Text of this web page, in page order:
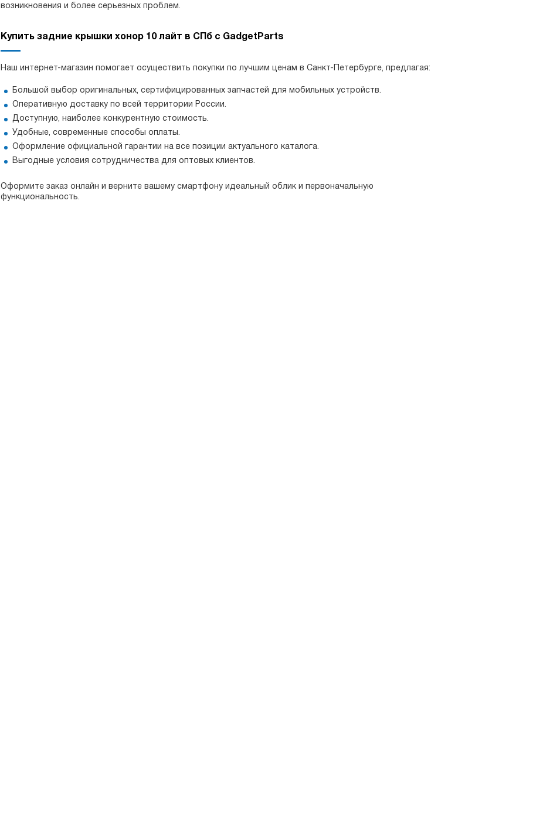
возникновения и более серьезных проблем.
Купить задние крышки хонор 10 лайт в СПб с GadgetParts
Наш интернет-магазин помогает осуществить покупки по лучшим ценам в Санкт-Петербурге, предлагая:
Большой выбор оригинальных, сертифицированных запчастей для мобильных устройств.
Оперативную доставку по всей территории России.
Доступную, наиболее конкурентную стоимость.
Удобные, современные способы оплаты.
Оформление официальной гарантии на все позиции актуального каталога.
Выгодные условия сотрудничества для оптовых клиентов.
Оформите заказ онлайн и верните вашему смартфону идеальный облик и первоначальную
функциональность.